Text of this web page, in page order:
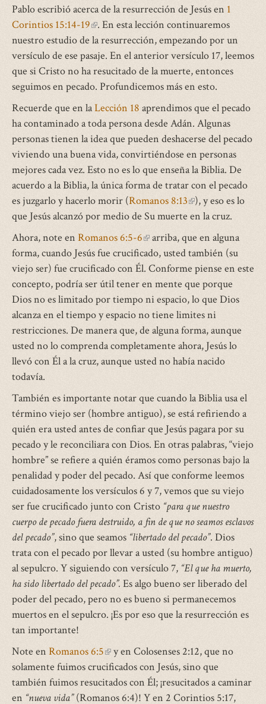
Pablo escribió acerca de la resurrección de Jesús en 1
Corintios 15:14-19(link
is
external)
. En esta lección continuaremos
nuestro estudio de la resurrección, empezando por un
versículo de ese pasaje. En el anterior versículo 17, leemos
que si Cristo no ha resucitado de la muerte, entonces
seguimos en pecado. Profundicemos más en esto.
Recuerde que en laLección 18 aprendimos que el pecado
ha contaminado a toda persona desde Adán. Algunas
personas tienen la idea que pueden deshacerse del pecado
viviendo una buena vida, convirtiéndose en personas
mejores cada vez. Esto no es lo que enseña la Biblia. De
acuerdo a la Biblia, la única forma de tratar con el pecado
es juzgarlo y hacerlo morir (Romanos 8:13(link
is
external)
), y eso es lo
que Jesús alcanzó por medio de Su muerte en la cruz.
Ahora, note en Romanos 6:5-6(link
is
external)
arriba, que en alguna
forma, cuando Jesús fue crucificado, usted también (su
viejo ser) fue crucificado con Él. Conforme piense en este
concepto, podría ser útil tener en mente que porque
Dios no es limitado por tiempo ni espacio, lo que Dios
alcanza en el tiempo y espacio no tiene limites ni
restricciones. De manera que, de alguna forma, aunque
usted no lo comprenda completamente ahora, Jesús lo
llevó con Él a la cruz, aunque usted no había nacido
todavía.
También es importante notar que cuando la Biblia usa el
término viejo ser (hombre antiguo), se está refiriendo a
quién era usted antes de confiar que Jesús pagara por su
pecado y le reconciliara con Dios. En otras palabras, “viejo
hombre” se refiere a quién éramos como personas bajo la
penalidad y poder del pecado. Así que conforme leemos
cuidadosamente los versículos 6 y 7, vemos que su viejo
ser fue crucificado junto con Cristo “para que nuestro
cuerpo de pecado fuera destruido, a fin de que no seamos esclavos
del pecado”, sino que seamos “libertado del pecado”. Dios
trata con el pecado por llevar a usted (su hombre antiguo)
al sepulcro. Y siguiendo con versículo 7, “El que ha muerto,
ha sido libertado del pecado”. Es algo bueno ser liberado del
poder del pecado, pero no es bueno si permanecemos
muertos en el sepulcro. ¡Es por eso que la resurrección es
tan importante!
Note en Romanos 6:5(link
is
external)
y en Colosenses 2:12, que no
solamente fuimos crucificados con Jesús, sino que
también fuimos resucitados con Él; ¡resucitados a caminar
en “nueva vida”(Romanos 6:4)! Y en 2 Corintios 5:17,